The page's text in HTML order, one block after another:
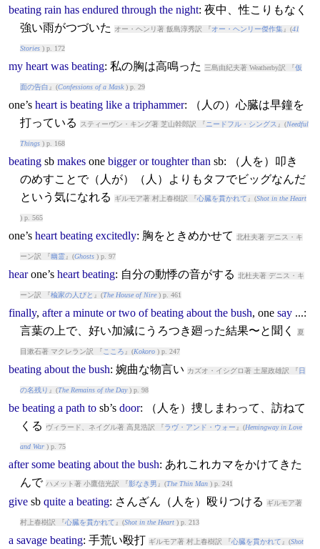
beating rain has endured through the night: 夜中、性こりもなく
強い雨がつづいた
オー・ヘンリ著 飯島淳秀訳 『オー・ヘンリー傑作集』(41
Stories) p. 172
my heart was beating: 私の胸は高鳴った 三島由紀夫著 Weatherby訳 『仮
面の告白 』(Confessions of a Mask) p. 29
one’s heart is beating like a triphammer: （人の）心臓は早鐘を
打っている
スティーヴン・キング著 芝山幹郎訳 『 ニードフル・シングス 』(Needful
Things) p. 168
beatingsb makesone bigger or toughter than sb: （人を）叩き
のめすことで（人が）（人）よりもタフでビッグなんだ
という気になれる
ギルモア著 村上春樹訳 『心臓を貫かれて 』(Shot in the Heart
) p. 565
one’s heart beating excitedly: 胸をときめかせて 北杜夫著 デニス・キ
ーン訳 『幽霊』(Ghosts) p. 97
hearone’s heart beating: 自分の動悸の音がする 北杜夫著 デニス・キ
ーン訳 『楡家の人びと 』(The House of Nire) p. 461
finally, after a minute or two of beating about the bush, one say...:
言葉の上で、好い加減にうろつき廻った結果〜と聞く
夏
目漱石著 マクレラン訳 『 こころ 』(Kokoro) p. 247
beating about the bush: 婉曲な物言い カズオ・イシグロ著 土屋政雄訳 『 日
の名残り 』(The Remains of the Day) p. 98
be beating a path tosb’s door: （人を）捜しまわって、訪ねて
くる
ヴィラード、ネイグル著 高見浩訳 『ラヴ・アンド・ウォー 』(Hemingway in Love
and War) p. 75
after some beating about the bush: あれこれカマをかけてきた
んで ハメット著 小鷹信光訳 『影なき男 』(The Thin Man) p. 241
givesb quite a beating: さんざん（人を）殴りつける ギルモア著
村上春樹訳 『心臓を貫かれて 』(Shot in the Heart) p. 213
a savage beating: 手荒い殴打 ギルモア著 村上春樹訳 『心臓を貫かれて 』(Shot